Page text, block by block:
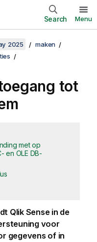
Search Menu
2025
maken
tot
met op
en OLE DB-
Qlik Sensein de
voor
gegevens of in